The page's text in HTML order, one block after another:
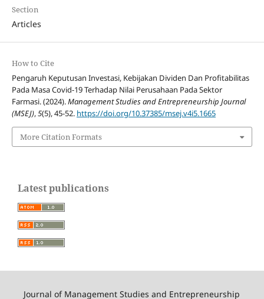
Section
Articles
How to Cite
Pengaruh Keputusan Investasi, Kebijakan Dividen Dan Profitabilitas
Pada Masa Covid-19 Terhadap Nilai Perusahaan Pada Sektor
Farmasi. (2024).Management Studies and Entrepreneurship Journal
(MSEJ),5(5), 45-52. https://doi.org/10.37385/msej.v4i5.1665
More Citation Formats
Latest publications
Journal of Management Studies and Entrepreneurship